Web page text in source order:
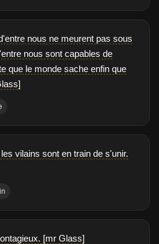
nous ne meurent pas sous
nous sont capables de
que le monde sache enfin que
vilains sont en train de s'unir.
[mr Glass]